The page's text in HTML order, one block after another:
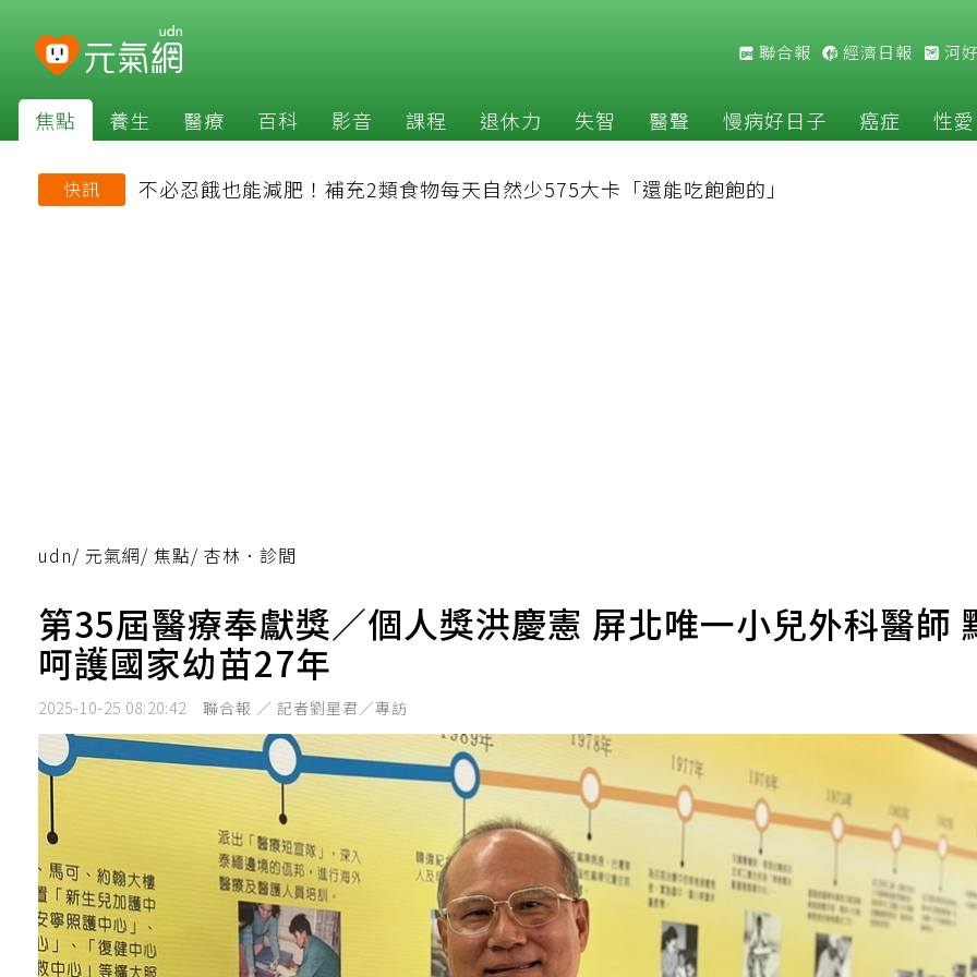
聯合報 經濟日報 河
焦點 養生 醫療 百科 影音 課程 退休力 失智 醫聲 慢病好日子 癌症 性愛
快訊 不必忍餓也能減肥！補充2類食物每天自然少575大卡「還能吃飽飽的」
udn/ 元氣網/ 焦點/ 杏林．診間
第35屆醫療奉獻獎／個人獎洪慶憲 屏北唯一小兒外科醫師
呵護國家幼苗27年
2025-10-25 08:20:42 聯合報 ／ 記者劉星君／專訪